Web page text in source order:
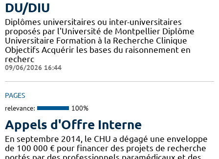
DU/DIU
Diplômes universitaires ou inter-universitaires
proposés par l'Université de Montpellier Diplôme
Universitaire Formation à la Recherche Clinique
Objectifs Acquérir les bases du raisonnement en
recherc
09/06/2026 16:44
PAGES
relevance: 100%
Appels d'Offre Interne
En septembre 2014, le CHU a dégagé une enveloppe
de 100 000 € pour financer des projets de recherche